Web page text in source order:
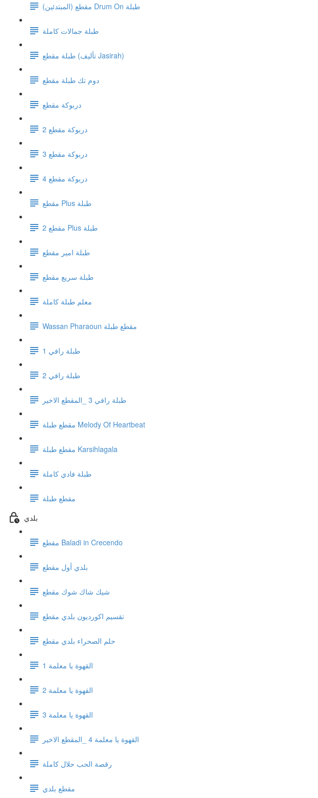
مقطع (المبتدئين) Drum On طبلة
طبلة جمالات كاملة
طبلة مقطع (تأليف Jasirah)
دوم تك طبلة مقطع
دربوكة مقطع
دربوكة مقطع 2
دربوكة مقطع 3
دربوكة مقطع 4
مقطع Plus طبلة
مقطع 2 Plus طبلة
طبلة امير مقطع
طبلة سريع مقطع
معلم طبلة كاملة
Wassan Pharaoun مقطع طبلة
1 طبلة رافي
طبلة رافي 2
طبلة رافي 3 _المقطع الاخير
مقطع طبلة Melody Of Heartbeat
مقطع طبلة Karsihlagala
طبلة فادي كاملة
مقطع طبلة
بلدي
مقطع Baladi in Crecendo
بلدي أول مقطع
شيك شاك شوك مقطع
تقسيم اكورديون بلدي مقطع
حلم الصحراء بلدي مقطع
القهوة يا معلمة 1
القهوة يا معلمة 2
القهوة يا معلمة 3
القهوة يا معلمة 4 _المقطع الاخير
رقصة الحب حلال كاملة
مقطع بلدي